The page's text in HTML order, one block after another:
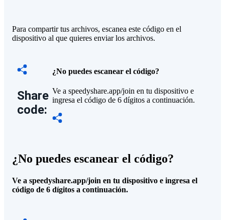
Para compartir tus archivos, escanea este código en el
dispositivo al que quieres enviar los archivos.
Share
code:
¿No puedes escanear el código?
Ve a speedyshare.app/join en tu dispositivo e
ingresa el código de 6 dígitos a continuación.
¿No puedes escanear el código?
Ve a speedyshare.app/join en tu dispositivo e ingresa el
código de 6 dígitos a continuación.